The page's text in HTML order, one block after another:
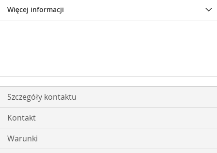
Więcej informacji
Szczegóły kontaktu
Kontakt
Warunki